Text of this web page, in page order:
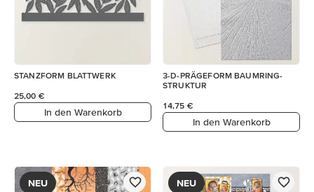
STANZFORM BLATTWERK
25,00 €
In den Warenkorb
3-D-PRÄGEFORM BAUMRING-
STRUKTUR
14,75 €
In den Warenkorb
NEU NEU